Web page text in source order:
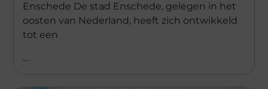
Enschede De stad Enschede, gelegen in het
oosten van Nederland, heeft zich ontwikkeld
tot een
...